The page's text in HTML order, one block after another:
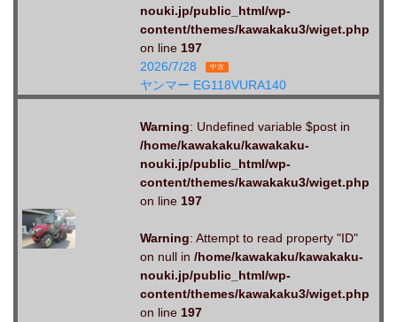
nouki.jp/public_html/wp-
content/themes/kawakaku3/wiget.php
on line 197
2026/7/28
中古
ヤンマー EG118VURA140
Warning: Undefined variable $post in
/home/kawakaku/kawakaku-
nouki.jp/public_html/wp-
content/themes/kawakaku3/wiget.php
on line 197
Warning: Attempt to read property "ID"
on null in /home/kawakaku/kawakaku-
nouki.jp/public_html/wp-
content/themes/kawakaku3/wiget.php
on line 197